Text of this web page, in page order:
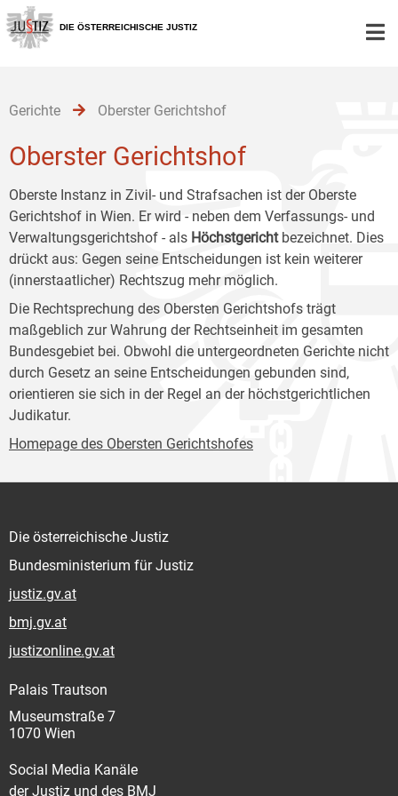
Zur
Hauptnavigation
[1]
Zum
Inhalt
[2]
Zum
Untermenü
[3]
DIE ÖSTERREICHISCHE JUSTIZ
Gerichte Oberster Gerichtshof
Oberster Gerichtshof
Oberste Instanz in Zivil- und Strafsachen ist der Oberste
Gerichtshof in Wien. Er wird - neben dem Verfassungs- und
Verwaltungsgerichtshof - als Höchstgerichtbezeichnet. Dies
drückt aus: Gegen seine Entscheidungen ist kein weiterer
(innerstaatlicher) Rechtszug mehr möglich.
Die Rechtsprechung des Obersten Gerichtshofs trägt
maßgeblich zur Wahrung der Rechtseinheit im gesamten
Bundesgebiet bei. Obwohl die untergeordneten Gerichte nicht
durch Gesetz an seine Entscheidungen gebunden sind,
orientieren sie sich in der Regel an der höchstgerichtlichen
Judikatur.
Homepage des Obersten Gerichtshofes
Die österreichische Justiz
Bundesministerium für Justiz
justiz.gv.at
bmj.gv.at
justizonline.gv.at
Palais Trautson
Museumstraße 7
1070 Wien
Social Media Kanäle
der Justiz und des BMJ